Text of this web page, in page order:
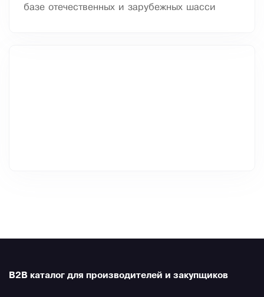
базе отечественных и зарубежных шасси
B2B каталог для производителей и закупщиков